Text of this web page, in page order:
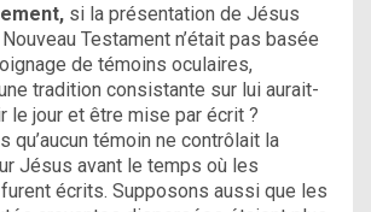
si la présentation de Jésus
Testament n’était pas basée
de témoins oculaires,
tradition consistante sur lui aurait-
le jour et être mise par écrit ?
qu’aucun témoin ne contrôlait la
Jésus avant le temps où les
écrits. Supposons aussi que les